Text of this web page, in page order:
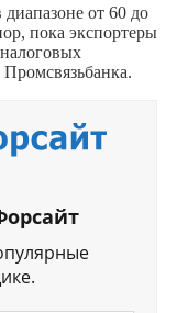
диапазоне от 60 до
пока экспортеры